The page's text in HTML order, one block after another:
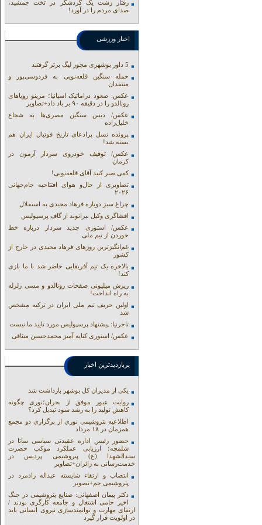
رفتار زشت یک گردشگر در تخت جمشید،
صدای مردم را در آورد!
اخبار ورزشی
5 داور بوشهری مجوز لیگ برتر گرفتند
حمله سنگین قلعه‌نویی به فردوسی‌پور و
منتقدان
عکس: صعود دراماتیک اسپانیا؛ مرینو رویاهای
رونالدو را در دقیقه ۹۰ بر باد داد+تصاویر
عکس/ دیس سنگین مصری‌ها به شجاع
خلیل‌زاده
پرونده نسل پرادعای تاریخ فوتبال ایران هم
بسته شد!
عکس/ توقیف خودروی سردار آزمون در
کرمان
کمی صبر کنید آقای قلعه‌نویی!
تصاویری از حال‌و هوای افتتاحیه جام‌جهانی
۲۰۲۶
چراغ سبز دوباره فرهاد مجیدی به استقلال
افشاگری وکیل بیرانوند از گاف‌ پرسپولیس
عکس/ استوری جدید سردار درباره خط
خوردن از تیم ملی
غم‌انگیزترین روزهای فرهاد مجیدی در خارج از
کشور
بالاخره یک تیم آفریقایی حاضر شد با ما بازی
کند!
ریزش میلیونی صفحات رونالدو و مسی زلزله
به راه انداخت!
اولین حریف تیم ملی ایران در ترکیه مشخص
شد
تاجرنیا: پیشنهاد پرسپولیس مورد تایید ما نیست
عکس/ استوری کنایه آمیز محمدحسین میثاقی
پربازدیدترین اخبار
یکی از مدیران کل بوشهر بازداشت شد
روایت عبور موفق از بحران؛نوری چگونه
کاهش تولید را به رشد سود تبدیل کرد؟
اطلاعیه پتروشیمی نوری از برگزاری دو مجمع
همزمان در ۱۸ مرداد
حضور رئیس اداره عقیدتی سیاسی ساتا در
شلمچه؛ ارزیابی عملکرد موکب حضرت
سیدالشهدا (ع) پتروشیمی پردیس در
خدمت‌رسانی به زائران+تصاویر
انتصاب و ارتقاء شایسته عبداله رادمرد در
پتروشیمی جم+تصویر
دکتر پیمان اصفهانی: صنایع پتروشیمی در جنگ
اخیر حامی اشتغال و جامعه کارگری بودند /
ارتقای مهارت و توانمندسازی نیروی انسانی باید
در اولویت قرار گیرد